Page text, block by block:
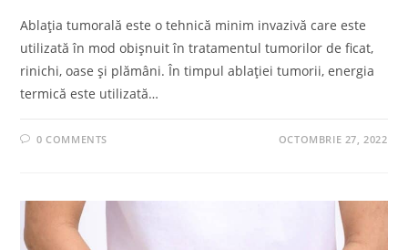
Ablația tumorală este o tehnică minim invazivă care este
utilizată în mod obișnuit în tratamentul tumorilor de ficat,
rinichi, oase și plămâni. În timpul ablației tumorii, energia
termică este utilizată…
0 COMMENTS OCTOMBRIE 27, 2022